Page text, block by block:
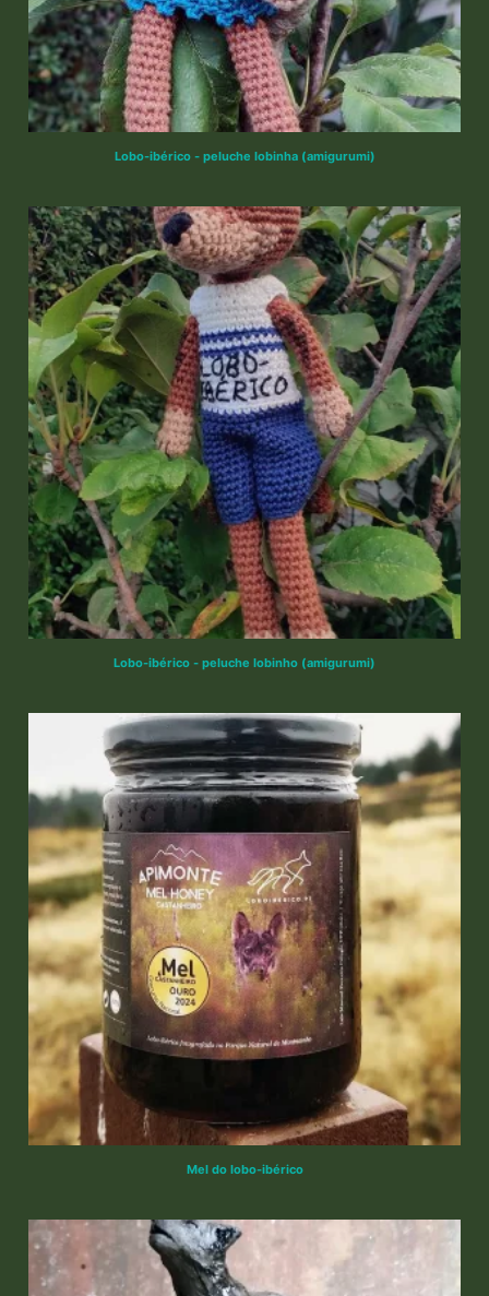
Lobo-ibérico - peluche lobinha (amigurumi)
Lobo-ibérico - peluche lobinho (amigurumi)
Mel do lobo-ibérico